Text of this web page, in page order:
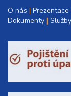
O nás
Dokumenty Služby